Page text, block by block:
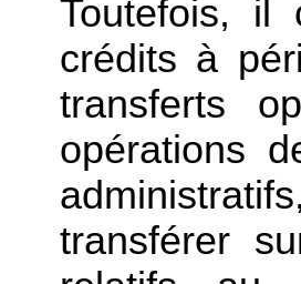
Toutefois, il
crédits à
transferts
opérations
transférer